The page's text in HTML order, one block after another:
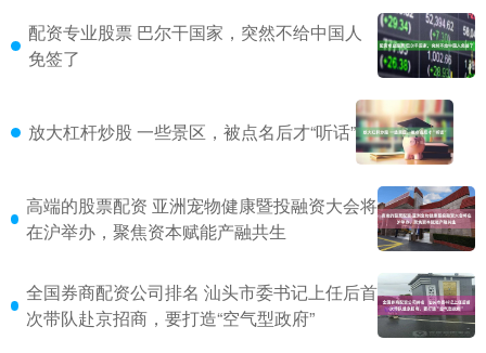
配资专业股票 巴尔干国家，突然不给中国人
免签了
放大杠杆炒股 一些景区，被点名后才“听话”
高端的股票配资 亚洲宠物健康暨投融资大会将
在沪举办，聚焦资本赋能产融共生
全国券商配资公司排名 汕头市委书记上任后首
次带队赴京招商，要打造“空气型政府”